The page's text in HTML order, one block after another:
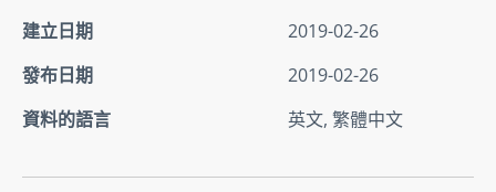
建立日期
2019-02-26
發布日期
2019-02-26
資料的語言
英文, 繁體中文